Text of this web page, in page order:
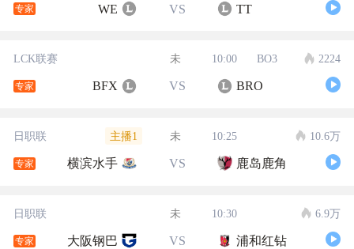
专家 WE VS TT
LCK联赛 未 10:00 BO3 2224
专家 BFX VS BRO
日职联 主播1 未 10:25 10.6万
专家 横滨水手 VS 鹿岛鹿角
日职联 未 10:30 6.9万
专家 大阪钢巴 VS 浦和红钻